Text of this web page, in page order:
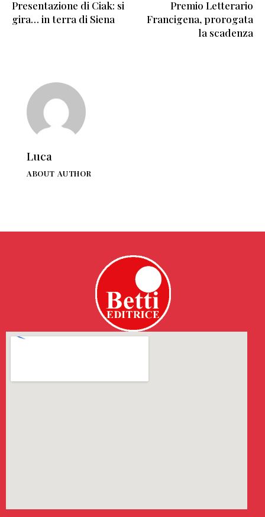
Presentazione di Ciak: si
gira… in terra di Siena
Premio Letterario
Francigena, prorogata
la scadenza
Luca
ABOUT AUTHOR